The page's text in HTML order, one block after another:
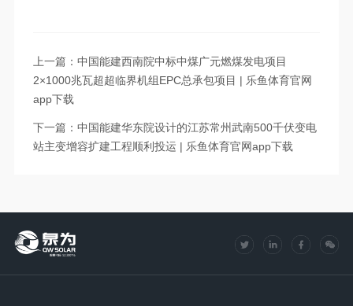
上一篇：中国能建西南院中标中煤广元燃煤发电项目
2×1000兆瓦超超临界机组EPC总承包项目 | 乐鱼体育官网
app下载
下一篇：中国能建华东院设计的江苏常州武南500千伏变电
站主变增容扩建工程顺利投运 | 乐鱼体育官网app下载